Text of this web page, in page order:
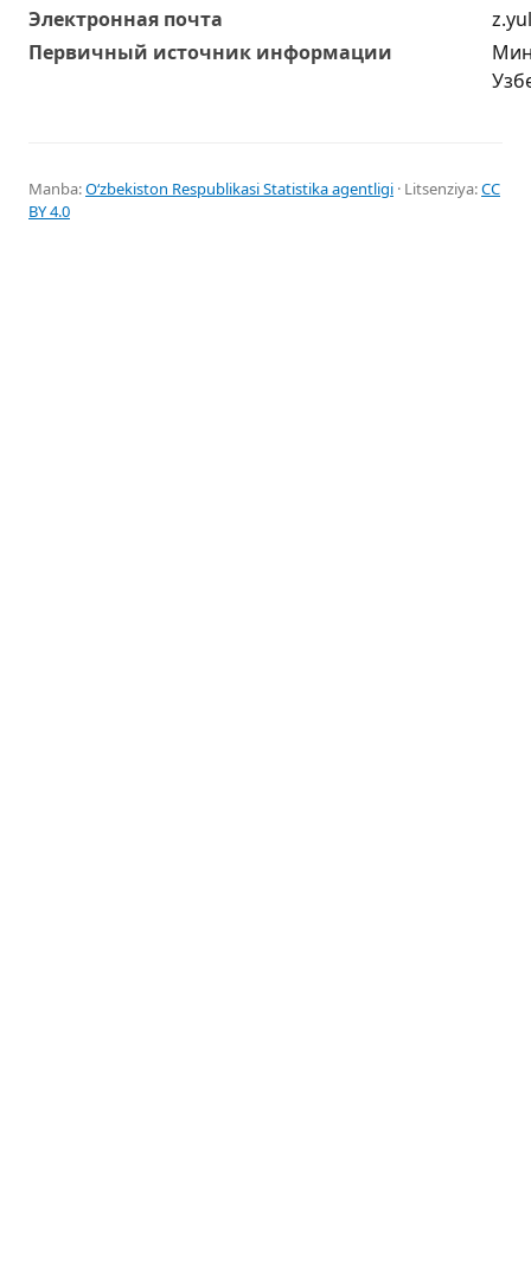
Электронная почта
Первичный источник информации
Manba:Oʻzbekiston Respublikasi Statistika agentligi · Litsenziya:CC
BY 4.0